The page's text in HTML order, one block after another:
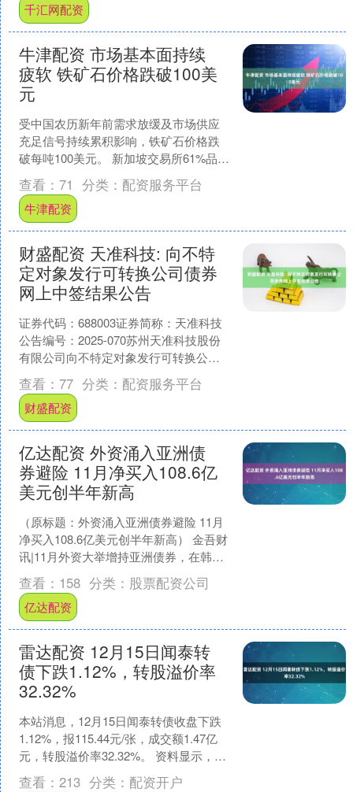
千汇网配资
牛津配资 市场基本面持续
疲软 铁矿石价格跌破100美
元
受中国农历新年前需求放缓及市场供应
充足信号持续累积影响，铁矿石价格跌
破每吨100美元。 新加坡交易所61%品位
铁矿石期货价格一度下跌1.1%，至每吨
99.55美....
查看： 71 分类： 配资服务平台
牛津配资
财盛配资 天准科技: 向不特
定对象发行可转换公司债券
网上中签结果公告
证券代码：688003证券简称：天准科技
公告编号：2025-070苏州天准科技股份
有限公司向不特定对象发行可转换公司
债券网上中签结果公告保荐人（主承销
商）：华泰....
查看： 77 分类： 配资服务平台
财盛配资
亿达配资 外资涌入亚洲债
券避险 11月净买入108.6亿
美元创半年新高
（原标题：外资涌入亚洲债券避险 11月
净买入108.6亿美元创半年新高） 金吾财
讯|11月外资大举增持亚洲债券，在韩
国、泰国、马来西亚、印度和印尼市场
净买入10....
查看： 158 分类： 股票配资公司
亿达配资
雷达配资 12月15日闻泰转
债下跌1.12%，转股溢价率
32.32%
本站消息，12月15日闻泰转债收盘下跌
1.12%，报115.44元/张，成交额1.47亿
元，转股溢价率32.32%。 资料显示，闻
泰转债信用级别为“AA-”，债....
查看： 213 分类： 配资开户